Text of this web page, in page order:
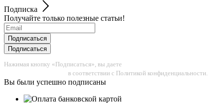
Подписка
Получайте только полезные статьи!
Подписаться
Подписаться
Нажимая кнопку «Подписаться», вы даете
в соответствии с Политикой конфиденциальности.
Вы были успешно подписаны